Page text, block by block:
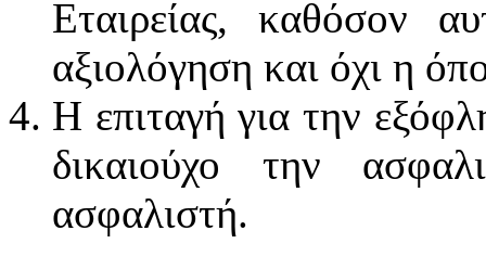
Εταιρείας, καθόσον
αξιολόγηση και όχι η
H επιταγή για την
δικαιούχο την
ασφαλιστή.